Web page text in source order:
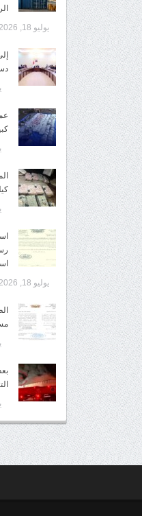
يوليو 18, 2026
يوليو 18, 2026